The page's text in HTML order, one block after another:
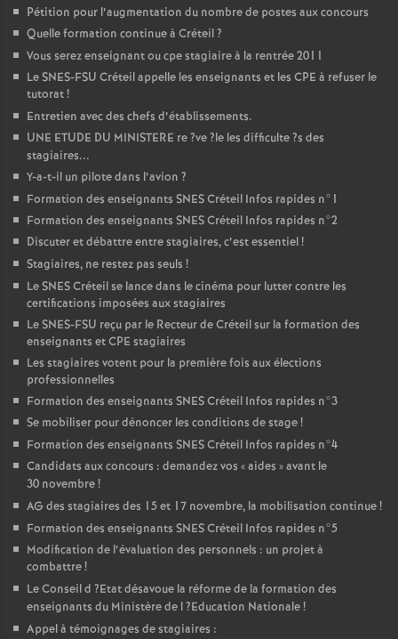
Pétition pour l’augmentation du nombre de postes aux concours
Quelle formation continue à Créteil?
Vous serez enseignant ou cpe stagiaire à la rentrée 2011
LeSNES-FSU Créteil appelle les enseignants et les CPE à refuser le
tutorat!
Entretien avec des chefs d’établissements.
UNE ETUDE DU MINISTERE re?ve?le les difficulte?s des
stagiaires...
Y-a-t-il un pilote dans l’avion ?
Formation des enseignants SNESCréteil Infos rapides n°1
Formation des enseignants SNESCréteil Infos rapides n°2
Discuter et débattre entre stagiaires, c’est essentiel!
Stagiaires, ne restez pas seuls !
LeSNESCréteil se lance dans le cinéma pour lutter contre les
certifications imposées aux stagiaires
LeSNES-FSU reçu par le Recteur de Créteil sur la formation des
enseignants etCPE stagiaires
Les stagiaires votent pour la première fois aux élections
professionnelles
Formation des enseignants SNESCréteil Infos rapides n°3
Se mobiliser pour dénoncer les conditions de stage!
Formation des enseignants SNESCréteil Infos rapides n°4
Candidats aux concours : demandez vos «aides » avant le
30 novembre!
AG des stagiaires des 15 et 17 novembre, la mobilisation continue!
Formation des enseignants SNESCréteil Infos rapides n°5
Modification de l’évaluation des personnels : un projet à
combattre!
Le Conseil d ?Etat désavoue la réforme de la formation des
enseignants du Ministère de l?Education Nationale!
Appel à témoignages de stagiaires :